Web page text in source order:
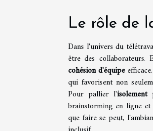
Le rôle de
Dans l'univers du
être des collaborateurs.
cohésion d'équipe
qui favorisent non
Pour pallier l'isolement
brainstorming en ligne et
que faire se peut,